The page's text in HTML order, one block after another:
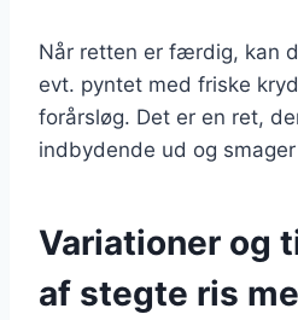
Når retten er færdig, kan
evt. pyntet med friske
forårsløg. Det er en ret,
indbydende ud og
Variationer og
af stegte ris